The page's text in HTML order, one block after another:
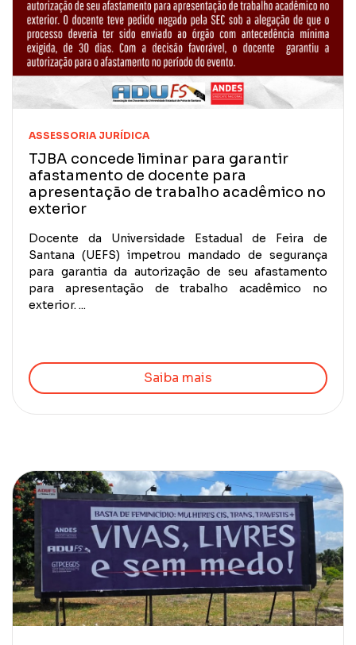
ASSESSORIA JURÍDICA
TJBA concede liminar para garantir
afastamento de docente para
apresentação de trabalho acadêmico no
exterior
Docente da Universidade Estadual de Feira de
Santana (UEFS) impetrou mandado de segurança
para garantia da autorização de seu afastamento
para apresentação de trabalho acadêmico no
exterior. ...
Saiba mais